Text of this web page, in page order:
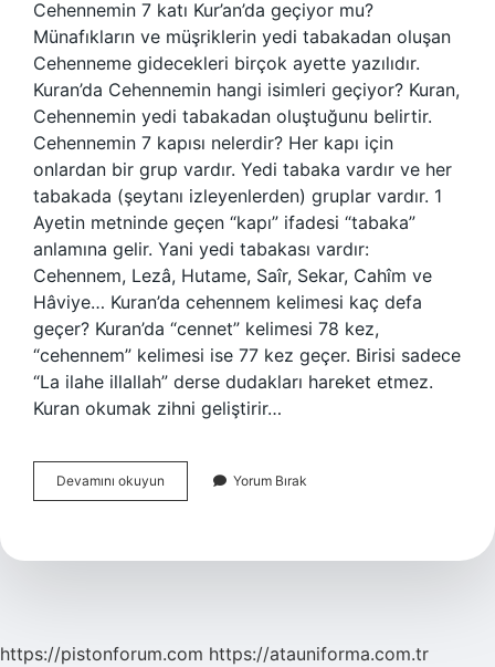
Cehennemin 7 katı Kur’an’da geçiyor mu?
Münafıkların ve müşriklerin yedi tabakadan oluşan
Cehenneme gidecekleri birçok ayette yazılıdır.
Kuran’da Cehennemin hangi isimleri geçiyor? Kuran,
Cehennemin yedi tabakadan oluştuğunu belirtir.
Cehennemin 7 kapısı nelerdir? Her kapı için
onlardan bir grup vardır. Yedi tabaka vardır ve her
tabakada (şeytanı izleyenlerden) gruplar vardır. 1
Ayetin metninde geçen “kapı” ifadesi “tabaka”
anlamına gelir. Yani yedi tabakası vardır:
Cehennem, Lezâ, Hutame, Saîr, Sekar, Cahîm ve
Hâviye… Kuran’da cehennem kelimesi kaç defa
geçer? Kuran’da “cennet” kelimesi 78 kez,
“cehennem” kelimesi ise 77 kez geçer. Birisi sadece
“La ilahe illallah” derse dudakları hareket etmez.
Kuran okumak zihni geliştirir…
Devamını okuyun Cehennem
Kuranda
Geçer
Yorum Bırak
https://pistonforum.com https://atauniforma.com.tr